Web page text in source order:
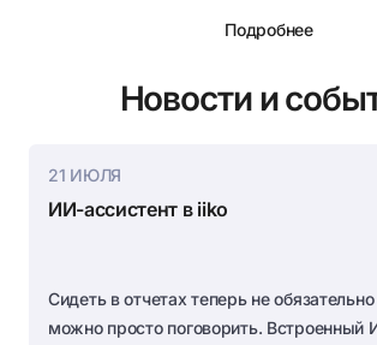
Подробнее
Новости и
21 ИЮЛЯ
ИИ-ассистент в iiko
Сидеть в отчетах теперь не
можно просто поговорить. Встроенный